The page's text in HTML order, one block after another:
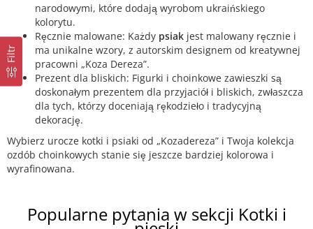
Filtr
narodowymi, które dodają wyrobom ukraińskiego
kolorytu.
Ręcznie malowane: Każdy psiak jest malowany ręcznie i
ma unikalne wzory, z autorskim designem od kreatywnej
pracowni „Koza Dereza”.
Prezent dla bliskich: Figurki i choinkowe zawieszki są
doskonałym prezentem dla przyjaciół i bliskich, zwłaszcza
dla tych, którzy doceniają rękodzieło i tradycyjną
dekorację.
Wybierz urocze kotki i psiaki od „Kozadereza” i Twoja kolekcja
ozdób choinkowych stanie się jeszcze bardziej kolorowa i
wyrafinowana.
Popularne pytania w sekcji Kotki i